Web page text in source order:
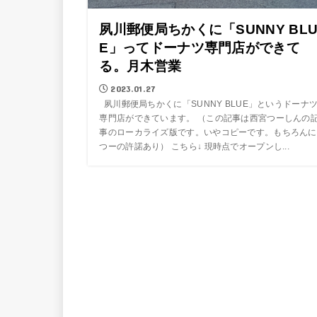
夙川郵便局ちかくに「SUNNY BLU
E」ってドーナツ専門店ができて
る。月木営業
2023.01.27
夙川郵便局ちかくに「SUNNY BLUE」というドーナツ
専門店ができています。 （この記事は西宮つーしんの
事のローカライズ版です。いやコピーです。もちろんに
つーの許諾あり） こちら↓ 現時点でオープンし...